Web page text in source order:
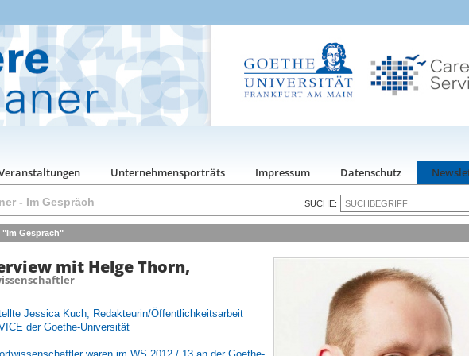
Unternehmensporträts Impressum Datenschutz
SUCHE:
- Im Gespräch
Gespräch"
mit Helge Thorn,
Jessica Kuch, Redakteurin/Öffentlichkeitsarbeit
der Goethe-Universität